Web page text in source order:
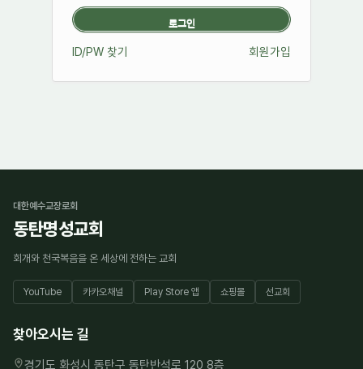
ID/PW 찾기 회원가입
대한예수교장로회
동탄명성교회
회개와 천국복음을 온 세상에 전하는 교회
YouTube 카카오채널 Play Store 앱 쇼핑몰 선교회
찾아오시는 길
경기도 화성시 동탄구 동탄반석로 120 8층